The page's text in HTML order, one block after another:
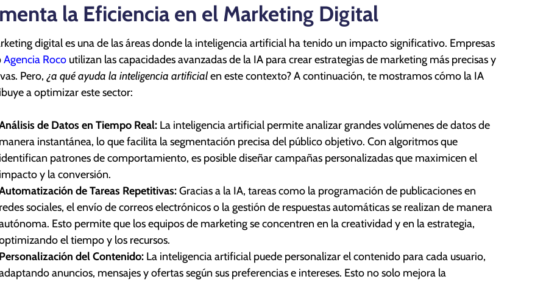
la Eficiencia en el Marketing Digital
digital es una de las áreas donde la inteligencia artificial ha tenido un impacto significativo. Empresas
Agencia Roco utilizan las capacidades avanzadas de la IA para crear estrategias de marketing más precisas y
Pero, ¿a qué ayuda la inteligencia artificialen este contexto? A continuación, te mostramos cómo la IA
a optimizar este sector:
de Datos en Tiempo Real: La inteligencia artificial permite analizar grandes volúmenes de datos de
manera instantánea, lo que facilita la segmentación precisa del público objetivo. Con algoritmos que
identifican patrones de comportamiento, es posible diseñar campañas personalizadas que maximicen el
impacto y la conversión.
de Tareas Repetitivas:Gracias a la IA, tareas como la programación de publicaciones en
redes sociales, el envío de correos electrónicos o la gestión de respuestas automáticas se realizan de manera
Esto permite que los equipos de marketing se concentren en la creatividad y en la estrategia,
el tiempo y los recursos.
Personalización del Contenido: La inteligencia artificial puede personalizar el contenido para cada usuario,
anuncios, mensajes y ofertas según sus preferencias e intereses. Esto no solo mejora la